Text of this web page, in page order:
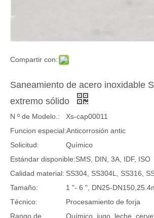
Compartir con:
Saneamiento de acero inoxidable
extremo sólido
N º de Modelo.:
Xs-cap00011
Funcion especial:Anticorrosión antic
Solicitud:
Químico
Estándar disponible:SMS, DIN, 3A, IDF, ISO
Calidad material: SS304, SS304L, SS316,
Tamaño:
1 "- 6 ", DN25-
Técnico:
Procesamiento de forja
Rango de
Químico, jugo, leche,